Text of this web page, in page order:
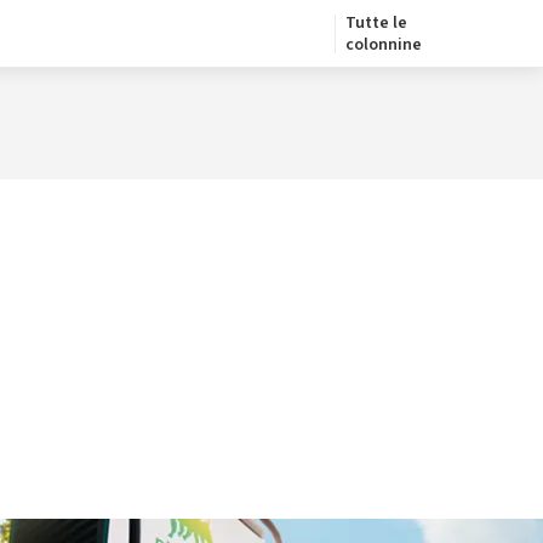
Tutte le
colonnine